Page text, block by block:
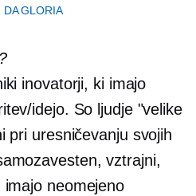
DA GLORIA
inovatorji, ki imajo
idejo. So ljudje "velike
pri uresničevanju svojih
vztrajni,
neomejeno